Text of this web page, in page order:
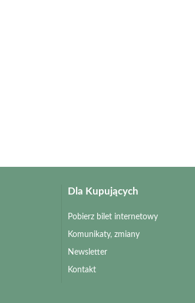
Dla Kupujących
Pobierz bilet internetowy
Komunikaty, zmiany
Newsletter
Kontakt